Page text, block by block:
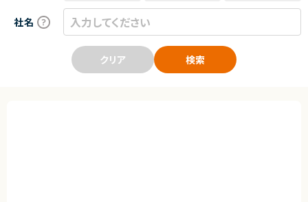
社名
クリア 検索